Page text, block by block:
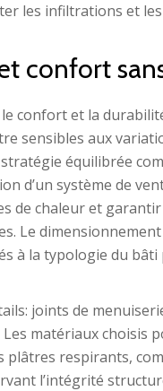
les infiltrations et
confort
confort et la
sensibles aux
équilibrée
d’un système de
de chaleur et
Le
à la typologie du
joints de
matériaux choisis
plâtres respirants,
l’intégrité